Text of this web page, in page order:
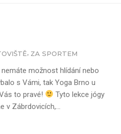
, ZA SPORTEM
možnost hlídání nebo
s Vámi, tak Yoga Brno u
to pravé!
Tyto lekce jógy
v Zábrdovicích,...